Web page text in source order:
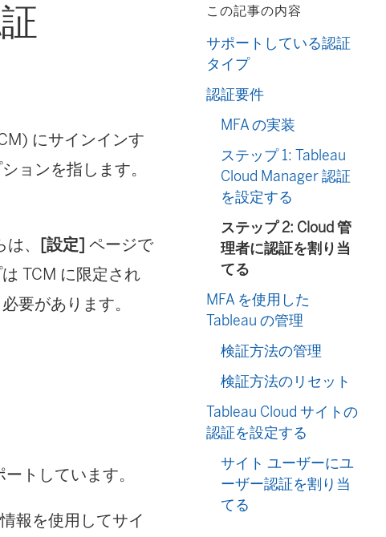
にサインインす
ョンを指します。
、 [設定] ページで
TCM に限定され
要があります。
トしています。
報を使用してサイ
この記事の内容
サポートしている認証
タイプ
認証要件
MFA の実装
ステップ 1: Tableau
Cloud Manager 認証
を設定する
ステップ 2: Cloud 管
理者に認証を割り当
てる
MFA を使用した
Tableau の管理
検証方法の管理
検証方法のリセット
Tableau Cloud サイトの
認証を設定する
サイト ユーザーにユ
ーザー認証を割り当
てる